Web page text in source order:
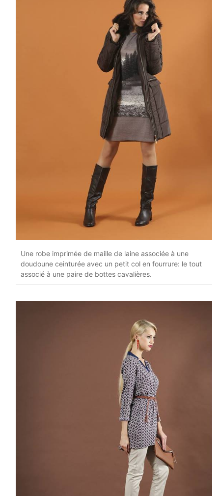
Une robe imprimée de maille de laine associée à une
doudoune ceinturée avec un petit col en fourrure: le tout
associé à une paire de bottes cavalières.